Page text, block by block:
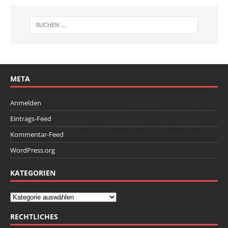
META
Anmelden
Eintrags-Feed
Kommentar-Feed
WordPress.org
KATEGORIEN
RECHTLICHES